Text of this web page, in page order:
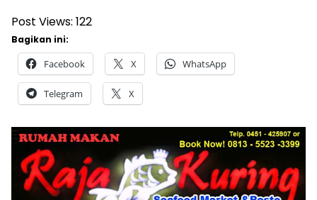
Post Views: 122
Bagikan ini:
Facebook X WhatsApp
Telegram X